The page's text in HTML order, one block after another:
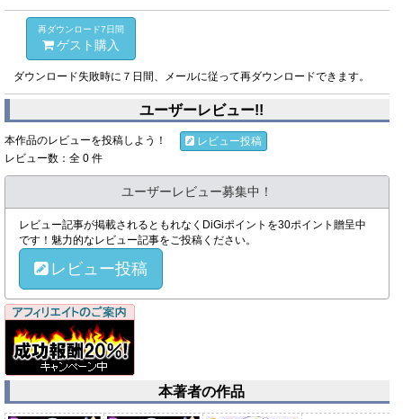
再ダウンロード7日間
ゲスト購入
ダウンロード失敗時に７日間、メールに従って再ダウンロードできます。
ユーザーレビュー!!
本作品のレビューを投稿しよう！
レビュー投稿
レビュー数：全 0 件
ユーザーレビュー募集中！
レビュー記事が掲載されるともれなくDiGiポイントを30ポイント贈呈中
です！魅力的なレビュー記事をご投稿ください。
レビュー投稿
本著者の作品